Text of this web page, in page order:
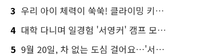
3 우리 아이 체력이 쑥쑥! 클라이밍 키즈카페·어린이 체력장
4 대학 다니며 일경험 '서영커' 캠프 모집…전액 무료
5 9월 20일, 차 없는 도심 걸어요…'서울 걷자 페스티벌' 선착순 5천명